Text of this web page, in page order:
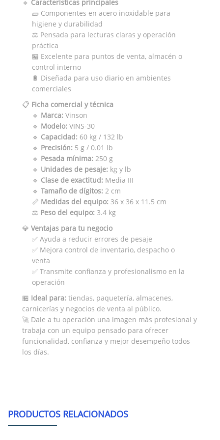
🔹 Características principales
🧱 Componentes en acero inoxidable para
higiene y durabilidad
⚖️ Pensada para lecturas claras y operación
práctica
🏪 Excelente para puntos de venta, almacén o
control interno
🔋 Diseñada para uso diario en ambientes
comerciales
📋 Ficha comercial y técnica
🔹 Marca: Vinson
🔹 Modelo: VINS-30
🔹 Capacidad: 60 kg / 132 lb
🔹 Precisión: 5 g / 0.01 lb
🔹 Pesada mínima: 250 g
🔹 Unidades de pesaje: kg y lb
🔹 Clase de exactitud: Media III
🔹 Tamaño de dígitos: 2 cm
📏 Medidas del equipo: 36 x 36 x 11.5 cm
⚖️ Peso del equipo: 3.4 kg
💎 Ventajas para tu negocio
✅ Ayuda a reducir errores de pesaje
✅ Mejora control de inventario, despacho o
venta
✅ Transmite confianza y profesionalismo en la
operación
🏪 Ideal para: tiendas, paquetería, almacenes,
carnicerías y negocios de venta al público.
🚀 Dale a tu operación una imagen más profesional y
trabaja con un equipo pensado para ofrecer
funcionalidad, confianza y mejor desempeño todos
los días.
PRODUCTOS RELACIONADOS